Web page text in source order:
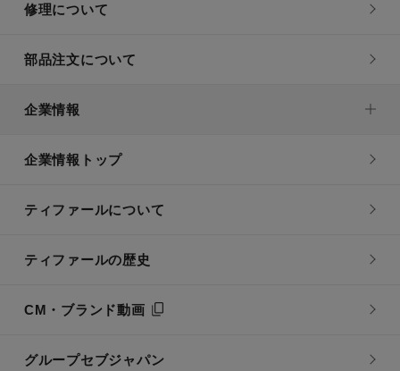
修理について
部品注文について
企業情報
企業情報トップ
ティファールについて
ティファールの歴史
CM・ブランド動画
グループセブジャパン